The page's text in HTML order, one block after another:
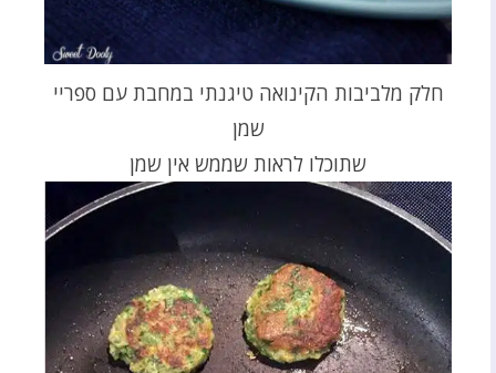
חלק מלביבות הקינואה טיגנתי במחבת עם ספריי
שמן
שתוכלו לראות שממש אין שמן